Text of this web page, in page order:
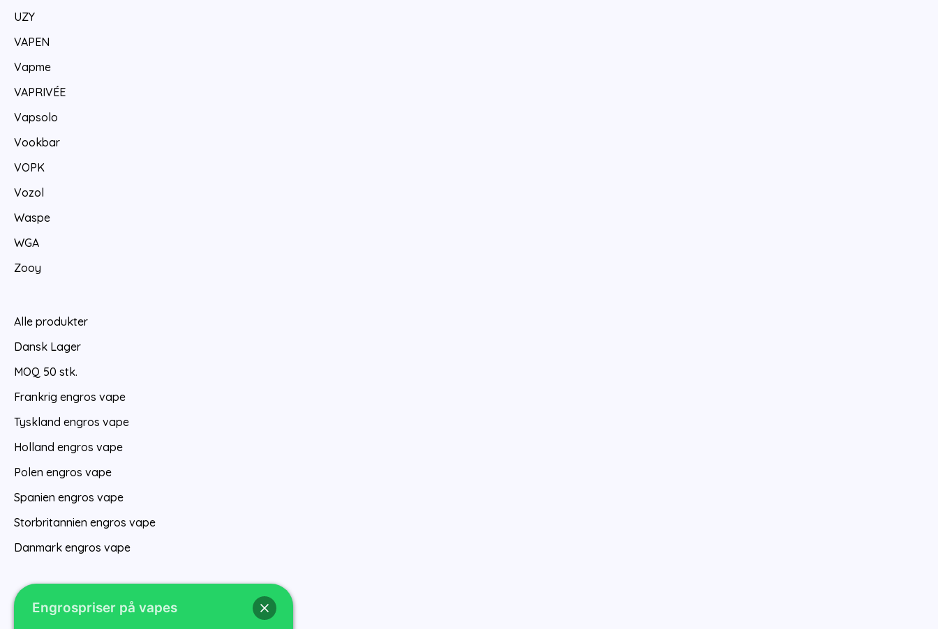
UZY
VAPEN
Vapme
VAPRIVÉE
Vapsolo
Vookbar
VOPK
Vozol
Waspe
WGA
Zooy
Alle produkter
Dansk Lager
MOQ 50 stk.
Frankrig engros vape
Tyskland engros vape
Holland engros vape
Polen engros vape
Spanien engros vape
Storbritannien engros vape
Danmark engros vape
Engrospriser på vapes